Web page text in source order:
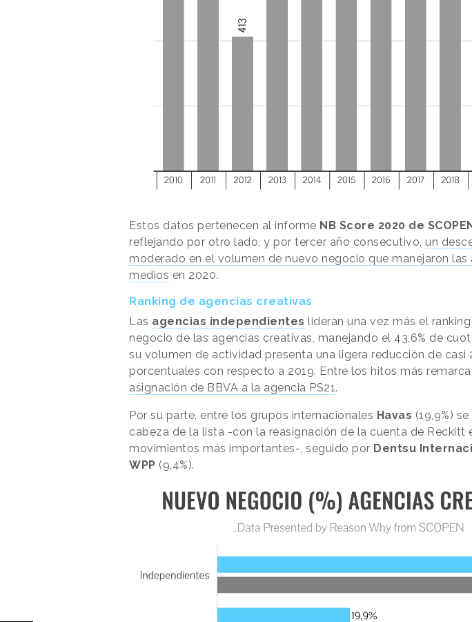
Estos datos pertenecen al informe NB Score 2020 de
reflejando por otro lado, y por tercer año consecutivo, un
moderado en el volumen de nuevo negocio que manejaron las
medios en 2020.
Ranking de agencias creativas
Las agencias independientes lideran una vez más el
negocio de las agencias creativas, manejando el 43,6% de
su volumen de actividad presenta una ligera reducción de casi
porcentuales con respecto a 2019. Entre los hitos más
asignación de BBVA a la agencia PS21.
Por su parte, entre los grupos internacionales Havas (19,9%)
cabeza de la lista -con la reasignación de la cuenta de Reckitt
movimientos más importantes-, seguido por Dentsu
WPP (9,4%).